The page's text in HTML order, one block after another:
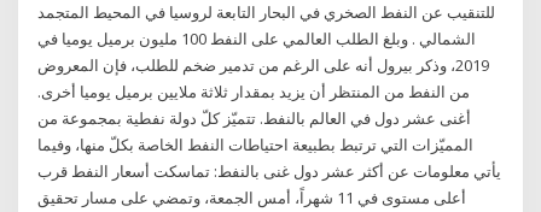
للتنقيب عن النفط الصخري في البحار التابعة لروسيا في المحيط المتجمد
الشمالي . وبلغ الطلب العالمي على النفط 100 مليون برميل يوميا في
2019، وذكر بيرول أنه على الرغم من تدمير ضخم للطلب، فإن المعروض
من النفط من المنتظر أن يزيد بمقدار ثلاثة ملايين برميل يوميا أخرى.
أغنى عشر دول في العالم بالنفط. تتميّز كلّ دولة نفطية بمجموعة من
المميّزات التي ترتبط بطبيعة احتياطات النفط الخاصة بكلّ منها، وفيما
يأتي معلومات عن أكثر عشر دول غنى بالنفط: تماسكت أسعار النفط قرب
أعلى مستوى في 11 شهراً، أمس الجمعة، وتمضي على مسار تحقيق